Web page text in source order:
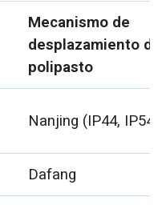
Mecanismo de
desplazamiento del
polipasto
Nanjing (IP44, IP54)
Dafang